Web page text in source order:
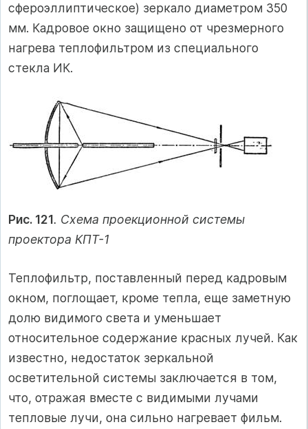
сфероэллиптическое) зеркало диаметром 350
мм. Кадровое окно защищено от чрезмерного
нагрева теплофильтром из специального
стекла ИК.
Рис. 121. Схема проекционной системы
проектора КПТ-1
Теплофильтр, поставленный перед кадровым
окном, поглощает, кроме тепла, еще заметную
долю видимого света и уменьшает
относительное содержание красных лучей. Как
известно, недостаток зеркальной
осветительной системы заключается в том,
что, отражая вместе с видимыми лучами
тепловые лучи, она сильно нагревает фильм.